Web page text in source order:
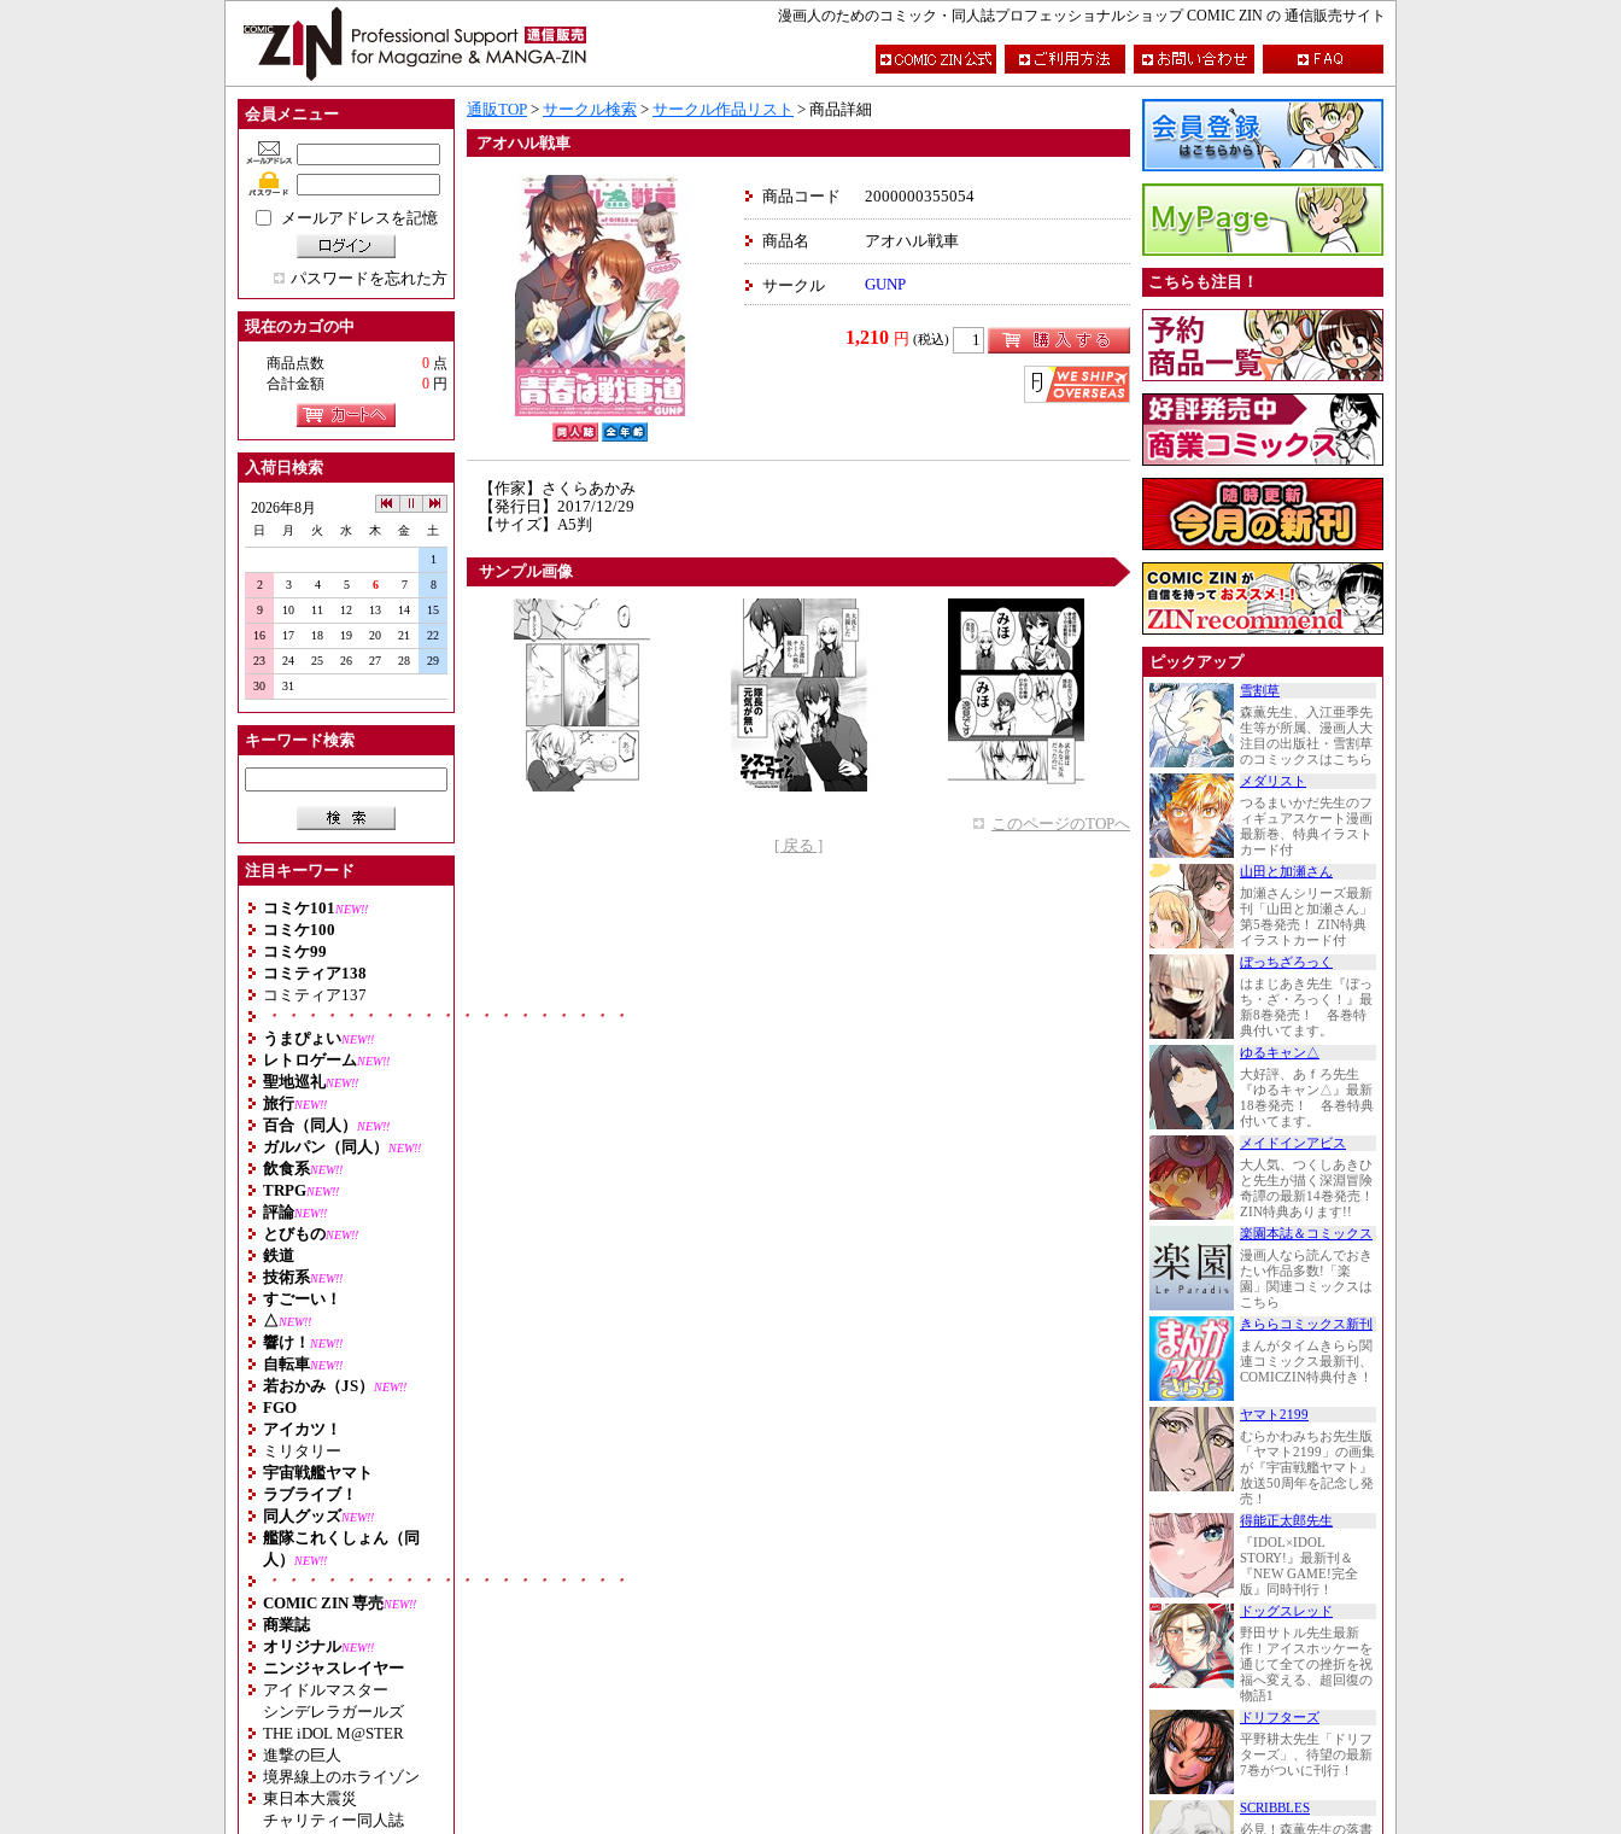
漫画人のためのコミック・同人誌プロフェッショナルショップ COMIC ZIN の 通信販売サイト
会員メニュー
メールアドレスを記憶
パスワードを忘れた方
現在のカゴの中
商品点数 0 点
合計金額
0 円
入荷日検索
2026年8月
日 月 火 水 木 金 土
1
2
3 4 5 6 7
8
9
10 11 12 13 14
15
16
17 18 19 20 21
22
23
24 25 26 27 28
29
30
31
キーワード検索
注目キーワード
コミケ101 NEW!!
コミケ100
コミケ99
コミティア138
コミティア137
・・・・・・・・・・・・・・・・・・・
うまぴょいNEW!!
レトロゲームNEW!!
聖地巡礼NEW!!
旅行NEW!!
百合（同人） NEW!!
ガルパン（同人） NEW!!
飲食系NEW!!
TRPGNEW!!
評論NEW!!
とびものNEW!!
鉄道
技術系NEW!!
すごーい！
△NEW!!
響け！ NEW!!
自転車NEW!!
若おかみ（JS） NEW!!
FGO
アイカツ！
ミリタリー
宇宙戦艦ヤマト
ラブライブ！
同人グッズNEW!!
艦隊これくしょん（同
人）
NEW!!
・・・・・・・・・・・・・・・・・・・
COMIC ZIN 専売NEW!!
商業誌
オリジナルNEW!!
ニンジャスレイヤー
アイドルマスター
シンデレラガールズ
THE iDOL M@STER
進撃の巨人
境界線上のホライゾン
東日本大震災
チャリティー同人誌
通販TOP > サークル検索 > サークル作品リスト > 商品詳細
アオハル戦車
商品コード 2000000355054
商品名 アオハル戦車
サークル GUNP
1,210 円 (税込)
【作家】さくらあかみ
【発行日】2017/12/29
【サイズ】A5判
サンプル画像
このページのTOPへ
[ 戻る ]
こちらも注目！
ピックアップ
雪割草
森薫先生、入江亜季先
生等が所属、漫画人大
注目の出版社・雪割草
のコミックスはこちら
メダリスト
つるまいかだ先生のフ
ィギュアスケート漫画
最新巻、特典イラスト
カード付
山田と加瀬さん
加瀬さんシリーズ最新
刊「山田と加瀬さん」
第5巻発売！ ZIN特典
イラストカード付
ぼっちざろっく
はまじあき先生『ぼっ
ち・ざ・ろっく！』最
新8巻発売！ 各巻特
典付いてます。
ゆるキャン△
大好評、あｆろ先生
『ゆるキャン△』最新
18巻発売！ 各巻特典
付いてます。
メイドインアビス
大人気、つくしあきひ
と先生が描く深淵冒険
奇譚の最新14巻発売！
ZIN特典あります!!
楽園本誌＆コミックス
漫画人なら読んでおき
たい作品多数!「楽
園」関連コミックスは
こちら
きららコミックス新刊
まんがタイムきらら関
連コミックス最新刊、
COMICZIN特典付き！
ヤマト2199
むらかわみちお先生版
「ヤマト2199」の画集
が『宇宙戦艦ヤマト』
放送50周年を記念し発
売！
得能正太郎先生
『IDOL×IDOL
STORY!』最新刊＆
『NEW GAME!完全
版』同時刊行！
ドッグスレッド
野田サトル先生最新
作！アイスホッケーを
通じて全ての挫折を祝
福へ変える、超回復の
物語1
ドリフターズ
平野耕太先生「ドリフ
ターズ」、待望の最新
7巻がついに刊行！
SCRIBBLES
必見！森薫先生の落書